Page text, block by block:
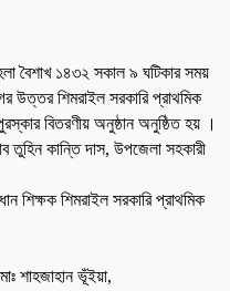
বৈশাখ ১৪৩২ সকাল ৯ ঘটিকার সময়
উত্তর শিমরাইল সরকারি প্রাথমিক
বিতরণীয় অনুষ্ঠান অনুষ্ঠিত হয় ‌।
তুহিন কান্তি দাস, উপজেলা সহকারী
শিক্ষক শিমরাইল সরকারি প্রাথমিক
শাহজাহান ভূঁইয়া,